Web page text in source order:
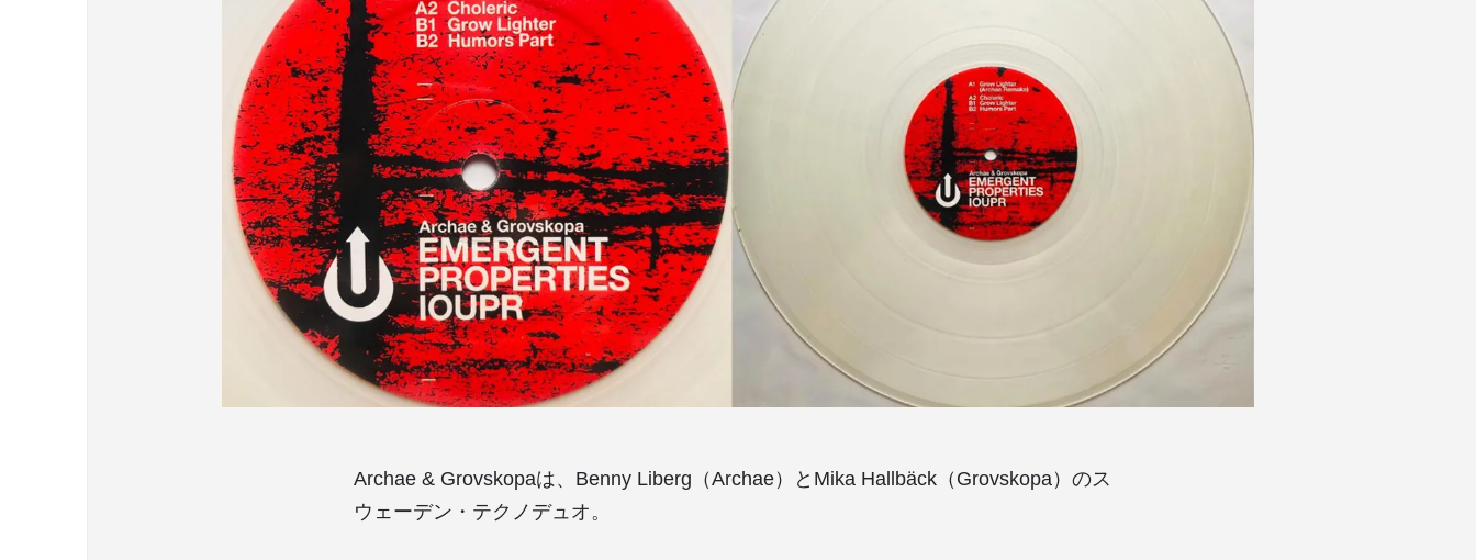
Archae & Grovskopaは、Benny Liberg（Archae）とMika Hallbäck（Grovskopa）のス
ウェーデン・テクノデュオ。